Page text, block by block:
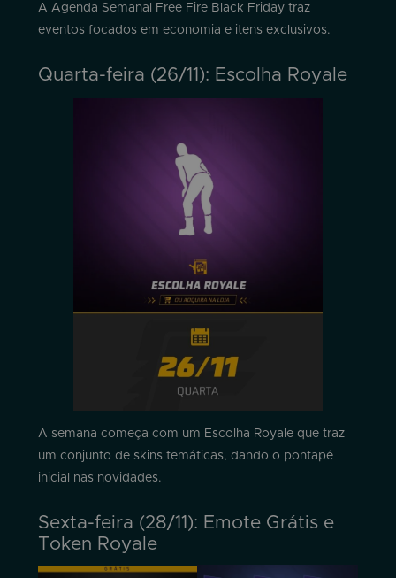
A Agenda Semanal Free Fire Black Friday traz
eventos focados em economia e itens exclusivos.
Quarta-feira (26/11): Escolha Royale
A semana começa com um Escolha Royale que traz
um conjunto de skins temáticas, dando o pontapé
inicial nas novidades.
Sexta-feira (28/11): Emote Grátis e
Token Royale